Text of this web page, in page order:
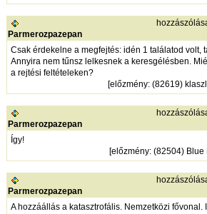
Parmerozpazepan
Csak érdekelne a megfejtés: idén 1 találatod volt,
Annyira nem tűnsz lelkesnek a keresgélésben.
a rejtési feltételeken?
[előzmény: (82619)
Parmerozpazepan
Így!
[előzmény: (82504) Blue
Parmerozpazepan
A hozzáállás a katasztrofális. Nemzetközi fővonal.